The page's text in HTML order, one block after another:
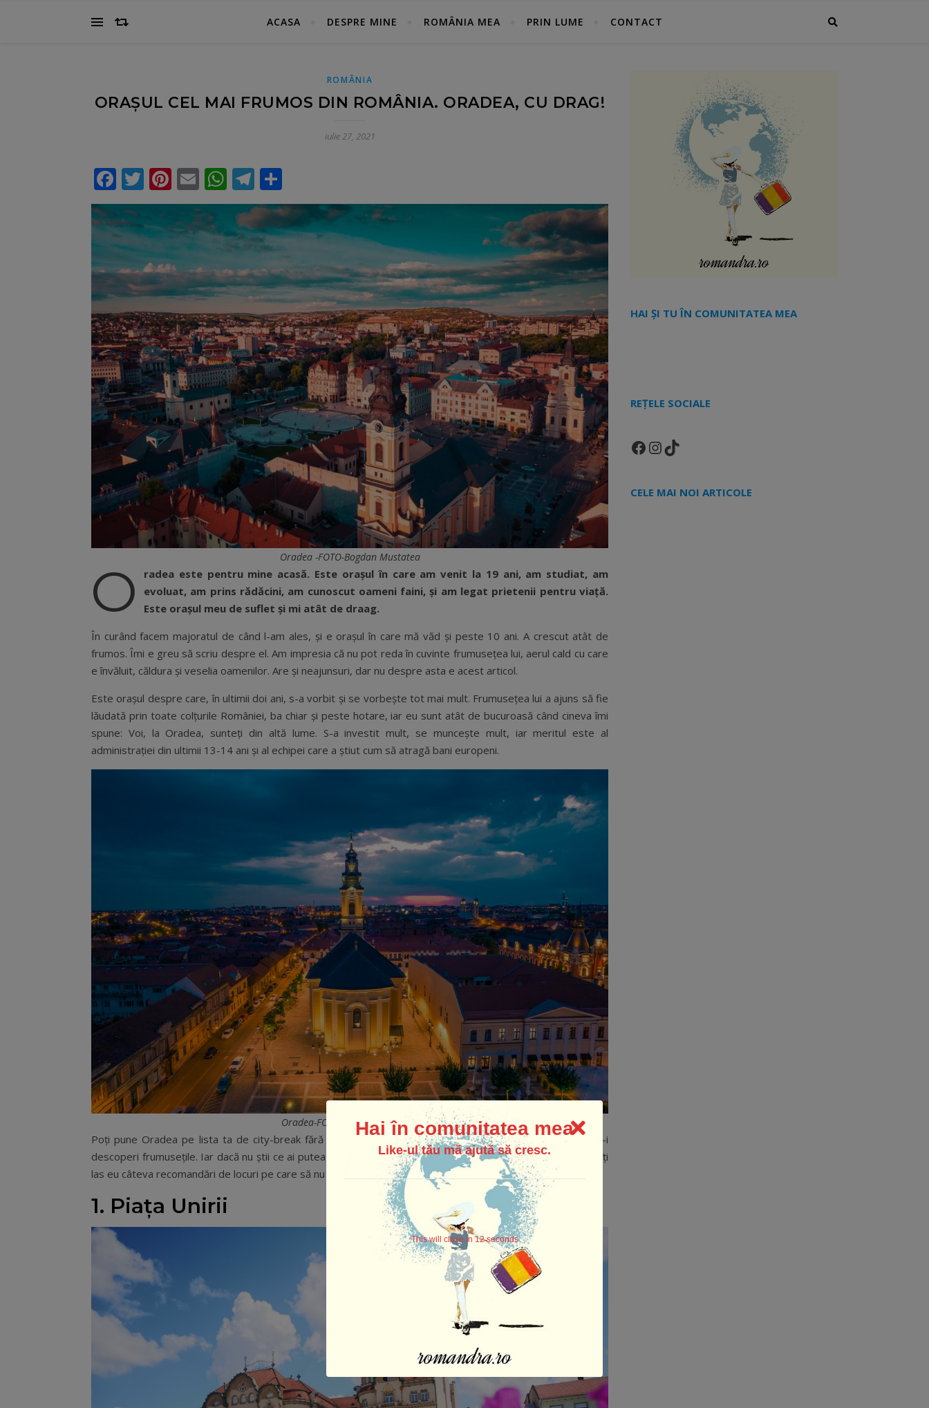
ACASA DESPRE MINE ROMÂNIA MEA PRIN LUME CONTACT
ROMÂNIA
ORAȘUL CEL MAI FRUMOS DIN ROMÂNIA. ORADEA, CU DRAG!
iulie 27, 2021
Facebook
Twitter
Pinterest
EmailWhatsApp
Telegram
Oradea -FOTO-Bogdan Mustatea
O radea este pentru mine acasă. Este orașul în care am venit la 19 ani, am studiat, am
evoluat, am prins rădăcini, am cunoscut oameni faini, și am legat prietenii pentru viață.
Este orașul meu de suflet și mi atât de draag.
În curând facem majoratul de când l-am ales, și e orașul în care mă văd și peste 10 ani. A crescut atât de
frumos. Îmi e greu să scriu despre el. Am impresia că nu pot reda în cuvinte frumusețea lui, aerul cald cu care
e învăluit, căldura și veselia oamenilor. Are și neajunsuri, dar nu despre asta e acest articol.
Este orașul despre care, în ultimii doi ani, s-a vorbit și se vorbește tot mai mult. Frumusețea lui a ajuns să fie
lăudată prin toate colțurile României, ba chiar și peste hotare, iar eu sunt atât de bucuroasă când cineva îmi
spune: Voi, la Oradea, sunteți din altă lume. S-a investit mult, se muncește mult, iar meritul este al
administrației din ultimii 13-14 ani și al echipei care a știut cum să atragă bani europeni.
Oradea-FOTO-Bogdan Mustatea
Poți pune Oradea pe lista ta de city-break fără nicio problemă. Oradea te așteaptă să o iei la pas și să-i
descoperi frumusețile. Iar dacă nu știi ce ai putea să faci când ajungi în frumosul oraș de pe Crișul Repede, îți
las eu câteva recomandări de locuri pe care să nu le ratezi.
1. Piața Unirii
HAI ȘI TU ÎN COMUNITATEA MEA
REȚELE SOCIALE
Facebook
Instagram
TikTok
CELE MAI NOI ARTICOLE
Hai în comunitatea mea
Like-ul tău mă ajută să cresc.
This will close in10seconds